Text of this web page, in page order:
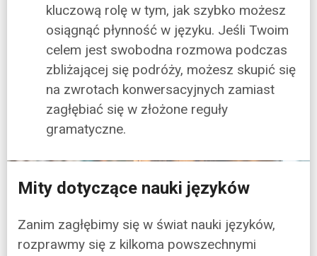
kluczową rolę w tym, jak szybko możesz
osiągnąć płynność w języku. Jeśli Twoim
celem jest swobodna rozmowa podczas
zbliżającej się podróży, możesz skupić się
na zwrotach konwersacyjnych zamiast
zagłębiać się w złożone reguły
gramatyczne.
Mity dotyczące nauki języków
Zanim zagłębimy się w świat nauki języków,
rozprawmy się z kilkoma powszechnymi